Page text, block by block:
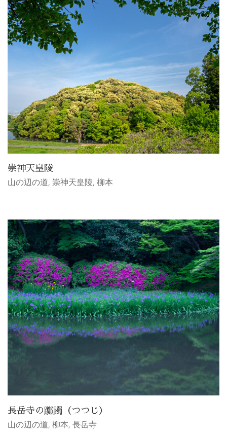
崇神天皇陵
山の辺の道, 崇神天皇陵, 柳本
長岳寺の躑躅（つつじ）
山の辺の道, 柳本, 長岳寺